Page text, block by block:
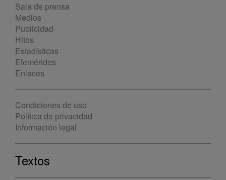
Sala de prensa
Medios
Publicidad
Hitos
Estadísticas
Efemérides
Enlaces
Condiciones de uso
Política de privacidad
Información legal
Textos